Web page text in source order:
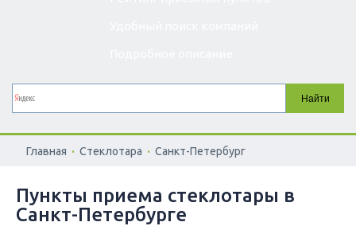
Главная . Стеклотара . Санкт-Петербург
Пункты приема стеклотары в
Санкт-Петербурге